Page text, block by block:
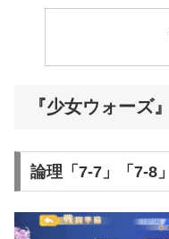
『少女ウォーズ
論理「7-7」「7-8」